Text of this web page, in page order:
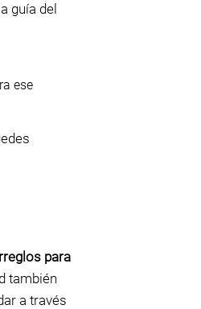
guía del
ese
para
también
a través